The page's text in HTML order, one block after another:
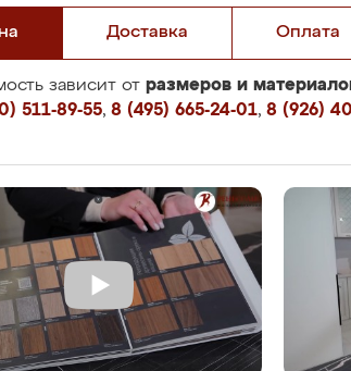
Доставка Оплата
зависит от размеров и
511-89-55, 8 (495) 665-24-01, 8 (926)